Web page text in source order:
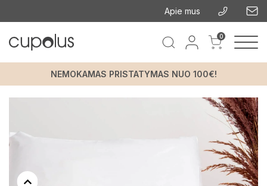
Apie mus
0
NEMOKAMAS PRISTATYMAS NUO 100€!